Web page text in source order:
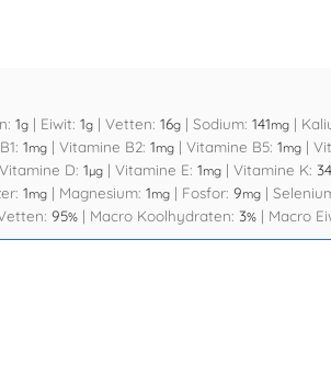
1g | Eiwit: 1g | Vetten: 16g | Sodium: 141mg |
1mg | Vitamine B2: 1mg | Vitamine B5: 1mg |
Vitamine D: 1µg | Vitamine E: 1mg | Vitamine K: 34
1mg | Magnesium: 1mg | Fosfor: 9mg |
95% | Macro Koolhydraten: 3% | Macro